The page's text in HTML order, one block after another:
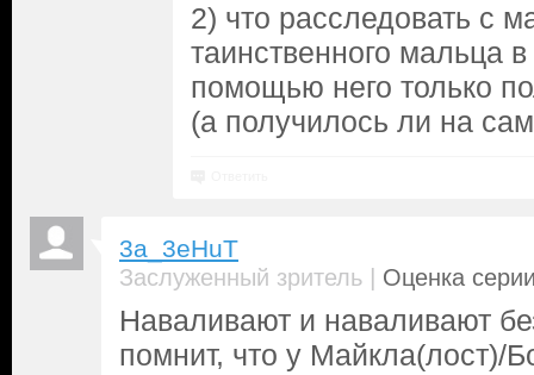
2) что расследовать с
таинственного мальца
помощью него только
(а получилось ли на
3a_3eHuT
Заслуженный зритель | Оценка
Наваливают и наваливают
помнит, что у Майкла(лост)/